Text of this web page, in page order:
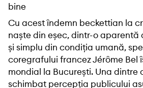
bine
Cu acest îndemn beckettian la
naște din eșec, dintr-o
și simplu din condiția umană,
coregrafului francez Jérôme Bel
mondial la București. Una dintre
schimbat percepția publicului